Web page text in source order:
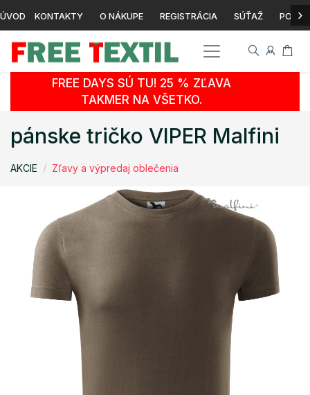
ÚVOD KONTAKTY O NÁKUPE REGISTRÁCIA SÚŤAŽ ›
FREE DAYS SÚ TU! 25 % ZĽAVA
TAKMER NA VŠETKO.
pánske tričko VIPER Malfini
AKCIE Zľavy a výpredaj oblečenia